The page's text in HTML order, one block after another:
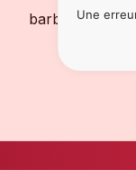
barbecue.''
Une